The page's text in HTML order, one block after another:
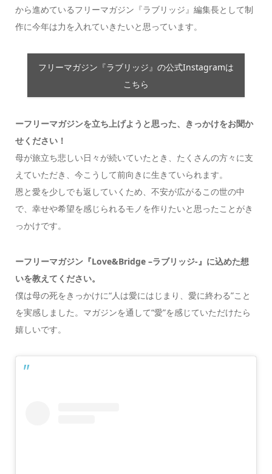
から進めているフリーマガジン『ラブリッジ』編集長として制
作に今年は力を入れていきたいと思っています。
フリーマガジン『ラブリッジ』の公式Instagramは
こちら
ーフリーマガジンを立ち上げようと思った、きっかけをお聞か
せください！
母が旅立ち悲しい日々が続いていたとき、たくさんの方々に支
えていただき、今こうして前向きに生きていられます。
恩と愛を少しでも返していくため、不安が広がるこの世の中
で、幸せや希望を感じられるモノを作りたいと思ったことがき
っかけです。
ーフリーマガジン『Love&Bridge –ラブリッジ-』に込めた想
いを教えてください。
僕は母の死をきっかけに“人は愛にはじまり、愛に終わる”こと
を実感しました。マガジンを通して“愛”を感じていただけたら
嬉しいです。